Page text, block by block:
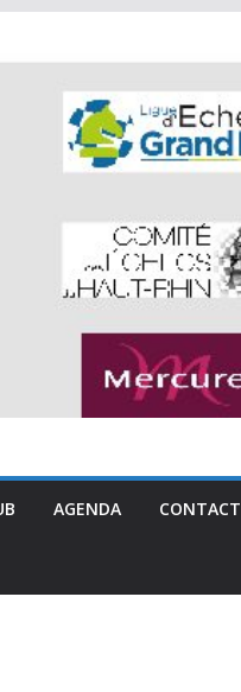
AGENDA CONTACT